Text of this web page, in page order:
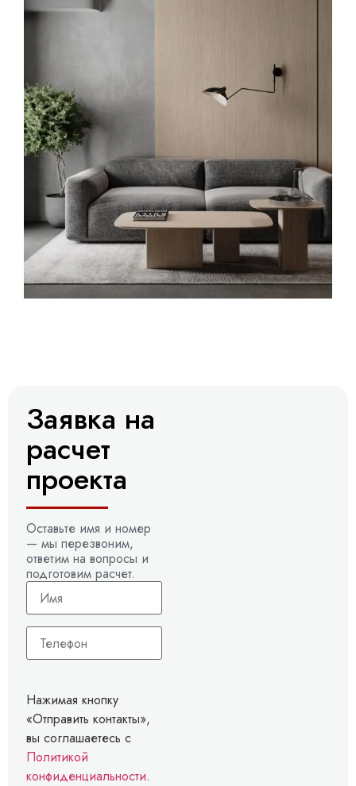
Заявка на
расчет
проекта
Оставьте имя и номер
— мы перезвоним,
ответим на вопросы и
подготовим расчет.
Нажимая кнопку
«Отправить контакты»,
вы соглашаетесь с
Политикой
конфиденциальности.